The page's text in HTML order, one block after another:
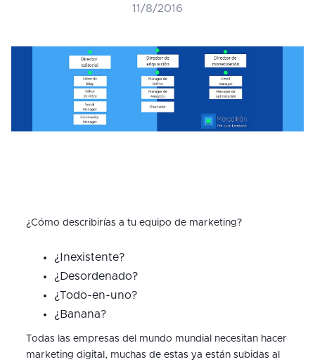
11/8/2016
¿Cómo describirías a tu equipo de marketing?
¿Inexistente?
¿Desordenado?
¿Todo-en-uno?
¿Banana?
Todas las empresas del mundo mundial necesitan hacer
marketing digital, muchas de estas ya están subidas al